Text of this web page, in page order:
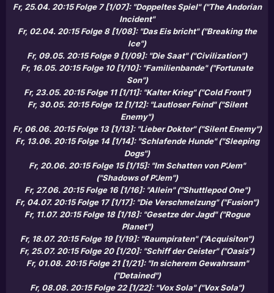
Fr, 25.04. 20:15 Folge 7 [1/07]: "Doppeltes Spiel" ("The Andorian
Incident"
Fr, 02.04. 20:15 Folge 8 [1/08]: "Das Eis bricht" ("Breaking the
Ice")
Fr, 09.05. 20:15 Folge 9 [1/09]: "Die Saat" ("Civilization")
Fr, 16.05. 20:15 Folge 10 [1/10]: "Familienbande" ("Fortunate
Son")
Fr, 23.05. 20:15 Folge 11 [1/11]: "Kalter Krieg" ("Cold Front")
Fr, 30.05. 20:15 Folge 12 [1/12]: "Lautloser Feind" ("Silent
Enemy")
Fr, 06.06. 20:15 Folge 13 [1/13]: "Lieber Doktor" ("Silent Enemy")
Fr, 13.06. 20:15 Folge 14 [1/14]: "Schlafende Hunde" ("Sleeping
Dogs")
Fr, 20.06. 20:15 Folge 15 [1/15]: "Im Schatten von P'Jem"
("Shadows of P'Jem")
Fr, 27.06. 20:15 Folge 16 [1/16]: "Allein" ("Shuttlepod One")
Fr, 04.07. 20:15 Folge 17 [1/17]: "Die Verschmelzung" ("Fusion")
Fr, 11.07. 20:15 Folge 18 [1/18]: "Gesetze der Jagd" ("Rogue
Planet")
Fr, 18.07. 20:15 Folge 19 [1/19]: "Raumpiraten" ("Acquisiton")
Fr, 25.07. 20:15 Folge 20 [1/20]: "Schiff der Geister" ("Oasis")
Fr, 01.08. 20:15 Folge 21 [1/21]: "In sicherem Gewahrsam"
("Detained")
Fr, 08.08. 20:15 Folge 22 [1/22]: "Vox Sola" ("Vox Sola")